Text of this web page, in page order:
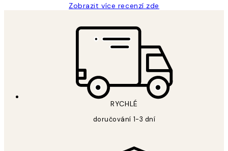
Zobrazit více recenzí zde
RYCHLÉ
doručování 1-3 dní